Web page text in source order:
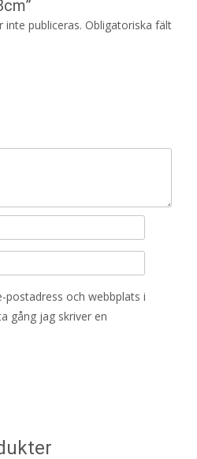
inte publiceras. Obligatoriska fält
postadress och webbplats i
gång jag skriver en